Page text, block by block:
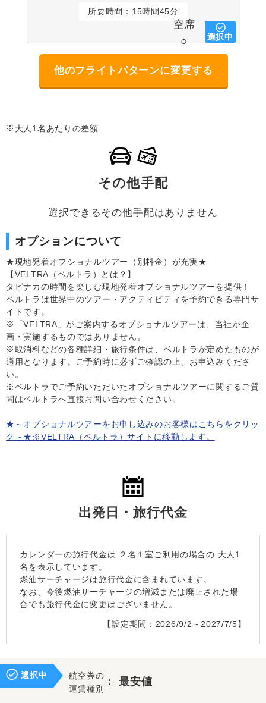
所要時間：15時間45分
空席
○
選択中
他のフライトパターンに変更する
※大人1名あたりの差額
その他手配
選択できるその他手配はありません
オプションについて
★現地発着オプショナルツアー（別料金）が充実★
【VELTRA（ベルトラ）とは？】
タビナカの時間を楽しむ現地発着オプショナルツアーを提供！
ベルトラは世界中のツアー・アクティビティを予約できる専門サ
イトです。
※「VELTRA」がご案内するオプショナルツアーは、当社が企
画・実施するものではありません。
※取消料などの各種詳細・旅行条件は、ベルトラが定めたものが
適用となります。ご予約時に必ずご確認の上、お申込みくださ
い。
※ベルトラでご予約いただいたオプショナルツアーに関するご質
問はベルトラへ直接お問い合わせください。
★～オプショナルツアーをお申し込みのお客様はこちらをクリッ
ク～★※VELTRA（ベルトラ）サイトに移動します。
出発日・旅行代金
カレンダーの旅行代金は ２名１室ご利用の場合の 大人1
名を表示しています。
燃油サーチャージは旅行代金に含まれています。
なお、今後燃油サーチャージの増減または廃止された場
合でも旅行代金に変更はございません。
【設定期間：2026/9/2～2027/7/5】
選択中
航空券の
運賃種別
：最安値